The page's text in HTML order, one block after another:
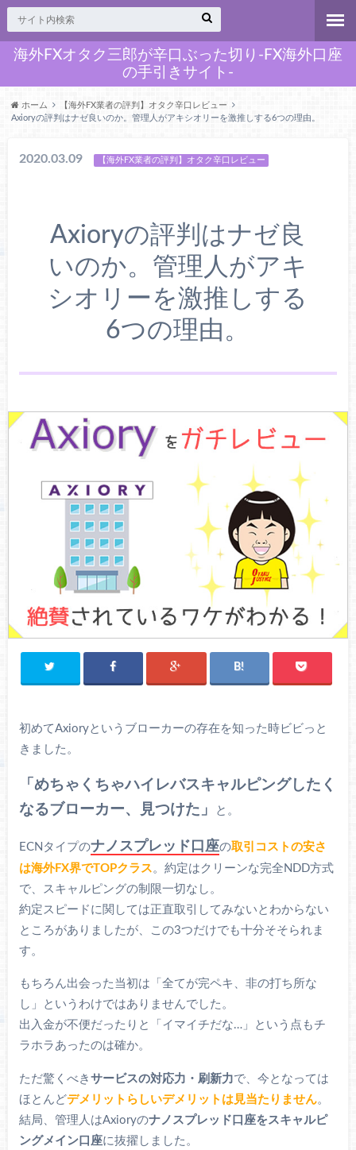
海外FXオタク三郎が辛口ぶった切り-FX海外口座
の手引きサイト-
ホーム
【海外FX業者の評判】オタク辛口レビュー
Axioryの評判はナゼ良いのか。管理人がアキシオリーを激推しする6つの理由。
2020.03.09 【海外FX業者の評判】オタク辛口レビュー
Axioryの評判はナゼ良
いのか。管理人がアキ
シオリーを激推しする
6つの理由。
初めてAxioryというブローカーの存在を知った時ビビっと
きました。
「めちゃくちゃハイレバスキャルピングしたく
なるブローカー、見つけた」
と。
ECNタイプのナノスプレッド口座の取引コストの安さ
は海外FX界でTOPクラス。約定はクリーンな完全NDD方式
で、スキャルピングの制限一切なし。
約定スピードに関しては正直取引してみないとわからない
ところがありましたが、この3つだけでも十分そそられま
す。
もちろん出会った当初は「全てが完ペキ、非の打ち所な
し」というわけではありませんでした。
出入金が不便だったりと「イマイチだな…」という点もチ
ラホラあったのは確か。
ただ驚くべき サービスの対応力・刷新力で、今となっては
ほとんどデメリットらしいデメリットは見当たりません。
結局、管理人はAxioryのナノスプレッド口座をスキャルピ
ングメイン口座に抜擢しました。